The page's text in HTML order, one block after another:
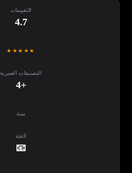
التقييمات
4.7
★★★★★
التصنيفات العمرية
+4
سنة
الفئة
📧